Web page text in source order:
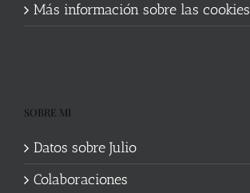
Más información sobre las cookies
SOBRE MI
Datos sobre Julio
Colaboraciones